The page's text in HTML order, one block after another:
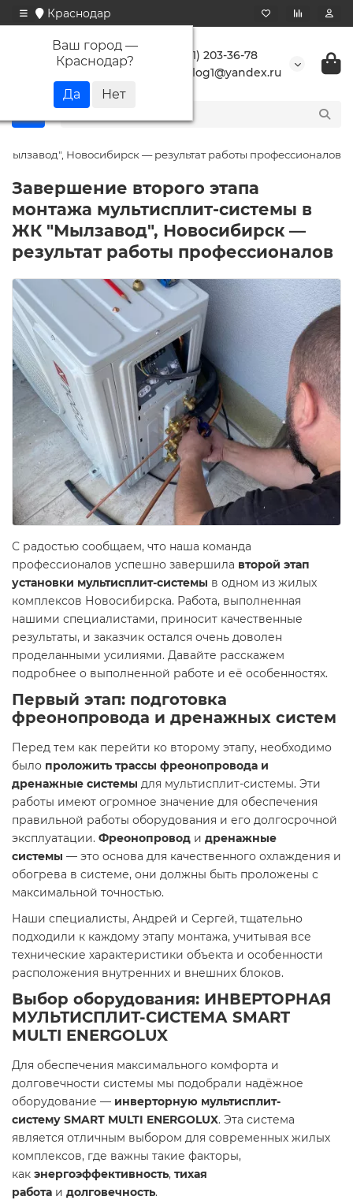
Краснодар
Ваш город —
Краснодар?
+7 (861) 203-36-78
buranlog1@yandex.ru
Новосибирск — результат работы профессионалов
Завершение второго этапа
монтажа мультисплит-системы в
ЖК "Мылзавод", Новосибирск —
результат работы профессионалов
С радостью сообщаем, что наша команда
профессионалов успешно завершила второй этап
установки мультисплит-системы в одном из жилых
комплексов Новосибирска. Работа, выполненная
нашими специалистами, приносит качественные
результаты, и заказчик остался очень доволен
проделанными усилиями. Давайте расскажем
подробнее о выполненной работе и её особенностях.
Первый этап: подготовка
фреонопровода и дренажных систем
Перед тем как перейти ко второму этапу, необходимо
было проложить трассы фреонопровода и
дренажные системы для мультисплит-системы. Эти
работы имеют огромное значение для обеспечения
правильной работы оборудования и его долгосрочной
эксплуатации. Фреонопровод и дренажные
системы — это основа для качественного охлаждения и
обогрева в системе, они должны быть проложены с
максимальной точностью.
Наши специалисты, Андрей и Сергей, тщательно
подходили к каждому этапу монтажа, учитывая все
технические характеристики объекта и особенности
расположения внутренних и внешних блоков.
Выбор оборудования: ИНВЕРТОРНАЯ
МУЛЬТИСПЛИТ-СИСТЕМА SMART
MULTI ENERGOLUX
Для обеспечения максимального комфорта и
долговечности системы мы подобрали надёжное
оборудование — инверторную мультисплит-
систему SMART MULTI ENERGOLUX. Эта система
является отличным выбором для современных жилых
комплексов, где важны такие факторы,
как энергоэффективность, тихая
работа и долговечность.